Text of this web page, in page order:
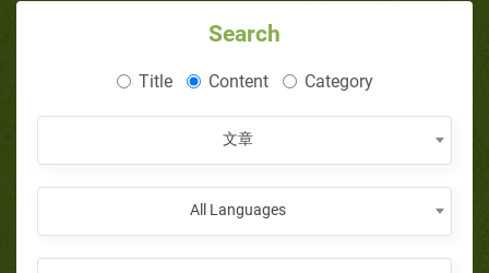
Search
Title Content Category
文章
All Languages